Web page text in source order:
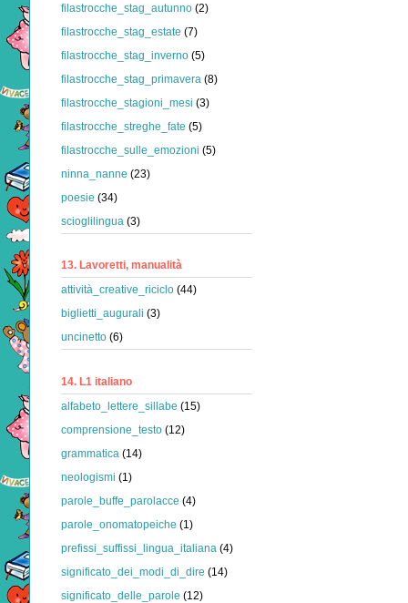
filastrocche_stag_autunno (2)
filastrocche_stag_estate (7)
filastrocche_stag_inverno (5)
filastrocche_stag_primavera (8)
filastrocche_stagioni_mesi (3)
filastrocche_streghe_fate (5)
filastrocche_sulle_emozioni (5)
ninna_nanne (23)
poesie (34)
scioglilingua (3)
13. Lavoretti, manualità
attività_creative_riciclo (44)
biglietti_augurali (3)
uncinetto (6)
14. L1 italiano
alfabeto_lettere_sillabe (15)
comprensione_testo (12)
grammatica (14)
neologismi (1)
parole_buffe_parolacce (4)
parole_onomatopeiche (1)
prefissi_suffissi_lingua_italiana (4)
significato_dei_modi_di_dire (14)
significato_delle_parole (12)